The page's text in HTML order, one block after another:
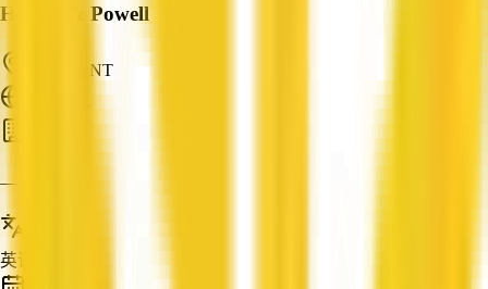
Hurley & Powell
Karama, NT
—
英语